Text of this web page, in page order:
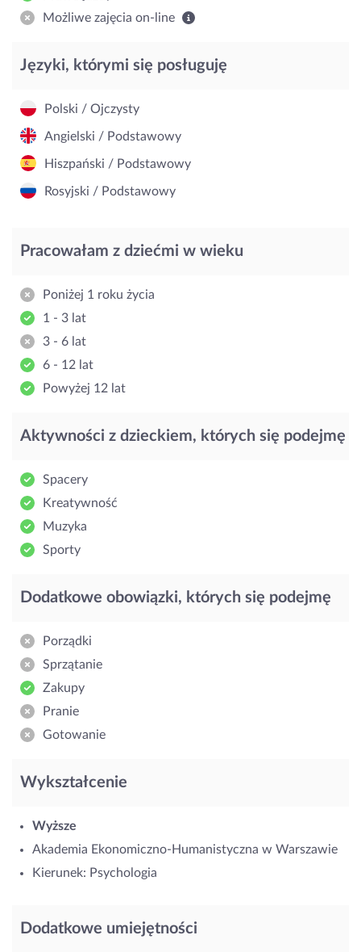
Możliwe zajęcia on-line
Języki, którymi się posługuję
Polski / Ojczysty
Angielski / Podstawowy
Hiszpański / Podstawowy
Rosyjski / Podstawowy
Pracowałam z dziećmi w wieku
Poniżej 1 roku życia
1 - 3 lat
3 - 6 lat
6 - 12 lat
Powyżej 12 lat
Aktywności z dzieckiem, których się podejmę
Spacery
Kreatywność
Muzyka
Sporty
Dodatkowe obowiązki, których się podejmę
Porządki
Sprzątanie
Zakupy
Pranie
Gotowanie
Wykształcenie
Wyższe
Akademia Ekonomiczno-Humanistyczna w Warszawie
Kierunek: Psychologia
Dodatkowe umiejętności